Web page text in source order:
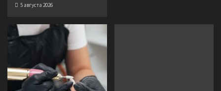
5 августа 2026